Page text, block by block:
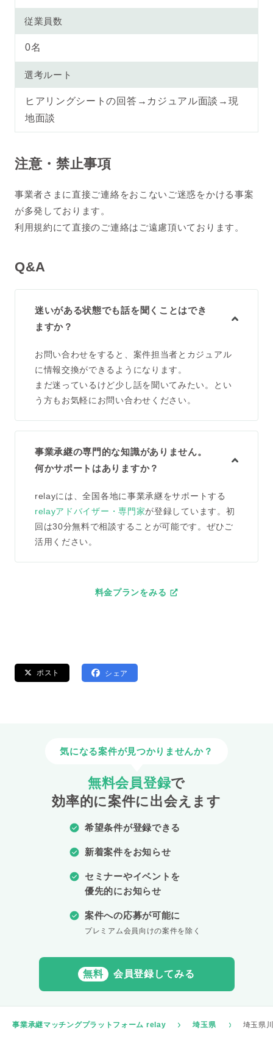
従業員数
0名
選考ルート
ヒアリングシートの回答→カジュアル面談→現
地面談
注意・禁止事項
事業者さまに直接ご連絡をおこないご迷惑をかける事案
が多発しております。
利用規約にて直接のご連絡はご遠慮頂いております。
Q&A
迷いがある状態でも話を聞くことはでき
ますか？
お問い合わせをすると、案件担当者とカジュアル
に情報交換ができるようになります。
まだ迷っているけど少し話を聞いてみたい。とい
う方もお気軽にお問い合わせください。
事業承継の専門的な知識がありません。
何かサポートはありますか？
relayには、全国各地に事業承継をサポートする
relayアドバイザー・専門家が登録しています。初
回は30分無料で相談することが可能です。ぜひご
活用ください。
料金プランをみる
ポスト シェア
気になる案件が見つかりませんか？
無料会員登録で
効率的に案件に出会えます
希望条件が登録できる
新着案件をお知らせ
セミナーやイベントを
優先的にお知らせ
案件への応募が可能に
プレミアム会員向けの案件を除く
無料 会員登録してみる
事業承継マッチングプラットフォーム relay 埼玉県 埼玉県